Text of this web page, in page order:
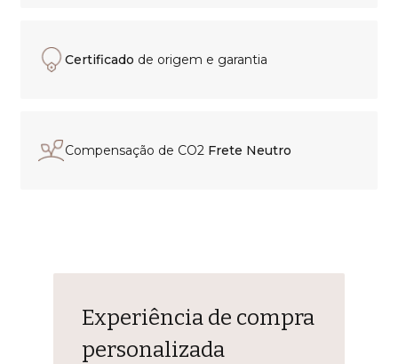
Certificado de origem e garantia
Compensação de CO2 Frete Neutro
Experiência de compra
personalizada